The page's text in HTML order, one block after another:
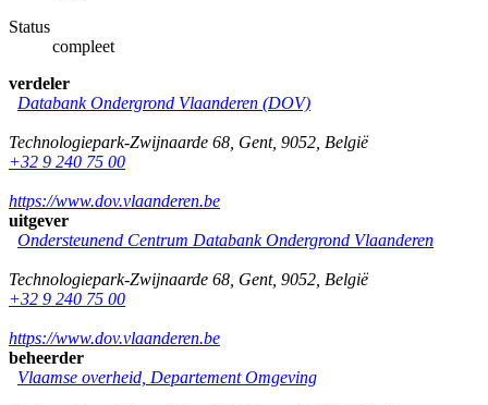
Status
compleet
verdeler
Databank Ondergrond Vlaanderen (DOV)
Technologiepark-Zwijnaarde 68 Gent, 9052 België
+32 9 240 75 00
https://www.dov.vlaanderen.be
uitgever
Ondersteunend Centrum Databank Ondergrond Vlaanderen
Technologiepark-Zwijnaarde 68 Gent, 9052 België
+32 9 240 75 00
https://www.dov.vlaanderen.be
beheerder
Vlaamse overheid, Departement Omgeving